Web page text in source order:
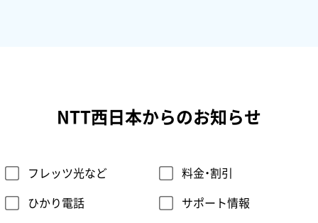
NTT西日本からのお知らせ
フレッツ光など
料金・割引
ひかり電話
サポート情報